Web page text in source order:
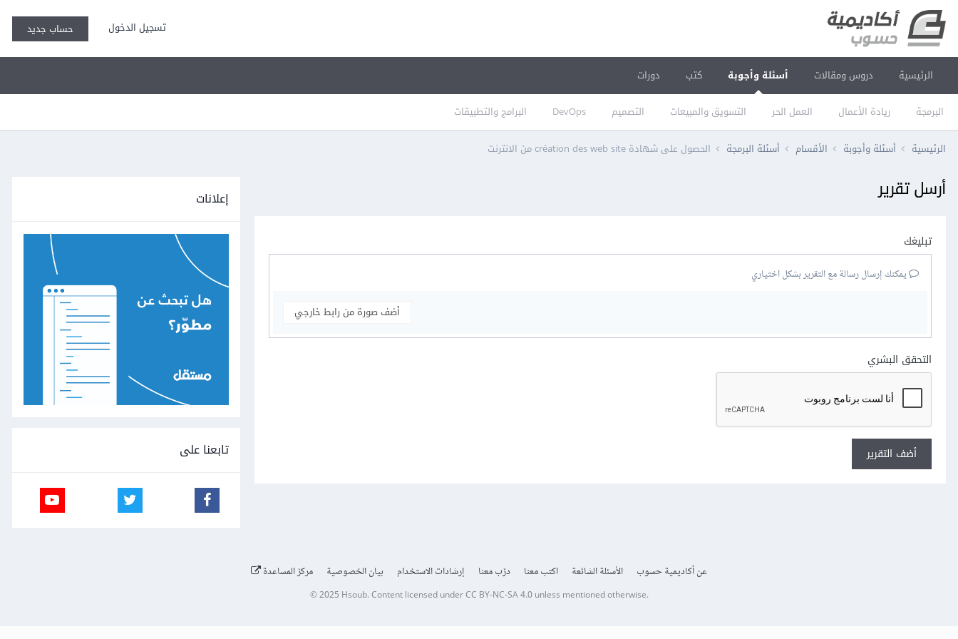
تسجيل الدخول حساب جديد
الرئيسية دروس ومقالات أسئلة وأجوبة
البرمجة ريادة الأعمال العمل الحر التسويق والمبيعات التصميم DevOps البرامج والتطبيقات
كتب دورات
الرئيسية أسئلة وأجوبة الأقسام أسئلة البرمجة الحصول على شهادة création des web site من الانترنت
أرسل تقرير
تبليغك
يمكنك إرسال رسالة مع التقرير بشكل اختياري
أضف صورة من رابط خارجي
التحقق البشري
أضف التقرير
إعلانات
تابعنا على
عن أكاديمية حسوب الأسئلة الشائعة اكتب معنا درّب معنا إرشادات الاستخدام بيان الخصوصية مركز المساعدة
© 2025 Hsoub.Content licensed underCC BY-NC-SA 4.0unless mentioned otherwise.